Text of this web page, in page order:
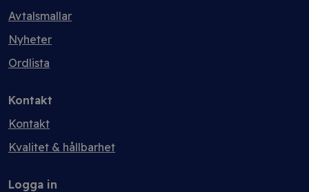
Avtalsmallar
Nyheter
Ordlista
Kontakt
Kontakt
Kvalitet & hållbarhet
Logga in